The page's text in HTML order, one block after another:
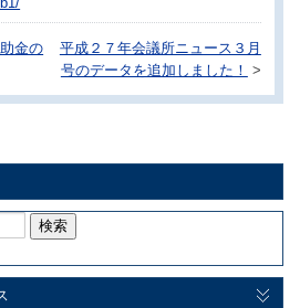
金の
平成２７年会議所ニュース３月
号のデータを追加しました！
>